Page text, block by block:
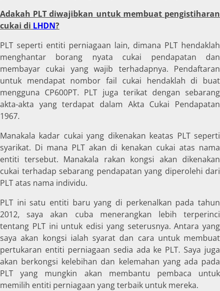
Adakah PLT diwajibkan untuk membuat pengistiharan
cukai di LHDN?
PLT seperti entiti perniagaan lain, dimana PLT hendaklah
menghantar borang nyata cukai pendapatan dan
membayar cukai yang wajib terhadapnya. Pendaftaran
untuk mendapat nombor fail cukai hendaklah di buat
mengguna CP600PT. PLT juga terikat dengan sebarang
akta-akta yang terdapat dalam Akta Cukai Pendapatan
1967.
Manakala kadar cukai yang dikenakan keatas PLT seperti
syarikat. Di mana PLT akan di kenakan cukai atas nama
entiti tersebut. Manakala rakan kongsi akan dikenakan
cukai terhadap sebarang pendapatan yang diperolehi dari
PLT atas nama individu.
PLT ini satu entiti baru yang di perkenalkan pada tahun
2012, saya akan cuba menerangkan lebih terperinci
tentang PLT ini untuk edisi yang seterusnya. Antara yang
saya akan kongsi ialah syarat dan cara untuk membuat
pertukaran entiti perniagaan sedia ada ke PLT. Saya juga
akan berkongsi kelebihan dan kelemahan yang ada pada
PLT yang mungkin akan membantu pembaca untuk
memilih entiti perniagaan yang terbaik untuk mereka.